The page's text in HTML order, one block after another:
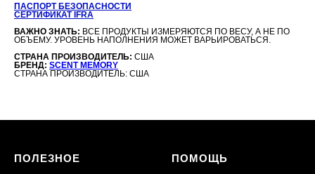
ПАСПОРТ БЕЗОПАСНОСТИ
СЕРТИФИКАТ IFRA
ВАЖНО ЗНАТЬ: ВСЕ ПРОДУКТЫ ИЗМЕРЯЮТСЯ ПО ВЕСУ, А НЕ ПО
ОБЪЕМУ. УРОВЕНЬ НАПОЛНЕНИЯ МОЖЕТ ВАРЬИРОВАТЬСЯ.
СТРАНА ПРОИЗВОДИТЕЛЬ: США
БРЕНД: SCENT MEMORY
СТРАНА ПРОИЗВОДИТЕЛЬ: США
ПОЛЕЗНОЕ ПОМОЩЬ